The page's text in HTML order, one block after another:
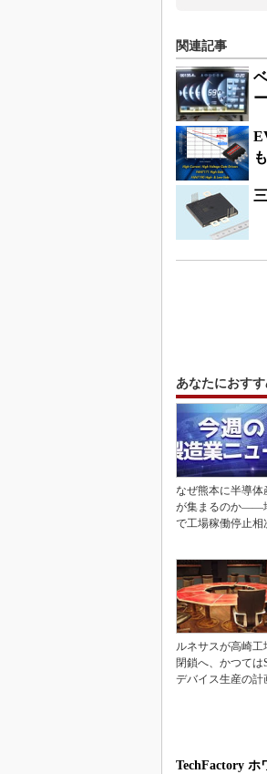
関連記事
あなたにおす
なぜ熊本に半導体
が集まるのか――
で工場稼働停止相
ルネサスが高崎工
閉鎖へ、かつては
デバイス生産の計
TechFactory ホ